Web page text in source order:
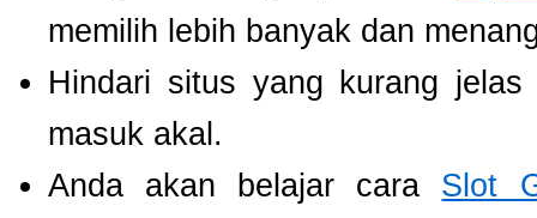
memilih lebih banyak dan
Hindari situs yang kurang
masuk akal.
Anda akan belajar cara Slot